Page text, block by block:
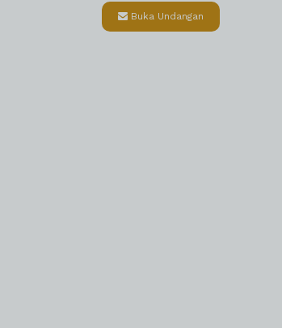
Buka Undangan